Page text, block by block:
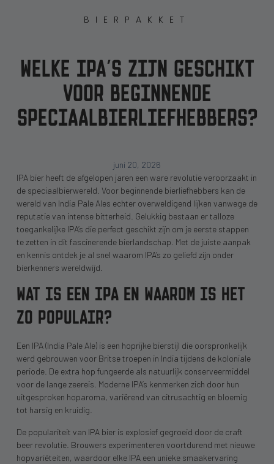
BIERPAKKET
WELKE IPA’S ZIJN GESCHIKT
VOOR BEGINNENDE
SPECIAALBIERLIEFHEBBERS?
juni 20, 2026
IPA bier heeft de afgelopen jaren een ware revolutie veroorzaakt in
de speciaalbierwereld. Voor beginnende bierliefhebbers kan de
wereld van India Pale Ales echter overweldigend lijken vanwege de
reputatie van intense bitterheid. Gelukkig bestaan er talloze
toegankelijke IPA’s die perfect geschikt zijn om je eerste stappen
te zetten in dit fascinerende bierlandschap. Met de juiste aanpak
en kennis ontdek je al snel waarom IPA’s zo geliefd zijn onder
bierkenners wereldwijd.
WAT IS EEN IPA EN WAAROM IS HET
ZO POPULAIR?
Een IPA (India Pale Ale) is een hoprijke bierstijl die oorspronkelijk
werd gebrouwen voor Britse troepen in India tijdens de koloniale
periode. De extra hop fungeerde als natuurlijk conserveermiddel
voor de lange zeereis. Moderne IPA’s kenmerken zich door hun
uitgesproken hoparoma, variërend van citrusachtig en bloemig
tot harsig en kruidig.
De populariteit van IPA bier is explosief gegroeid door de craft
beer revolutie. Brouwers experimenteren voortdurend met nieuwe
hopvariëteiten, waardoor elke IPA een unieke smaakervaring